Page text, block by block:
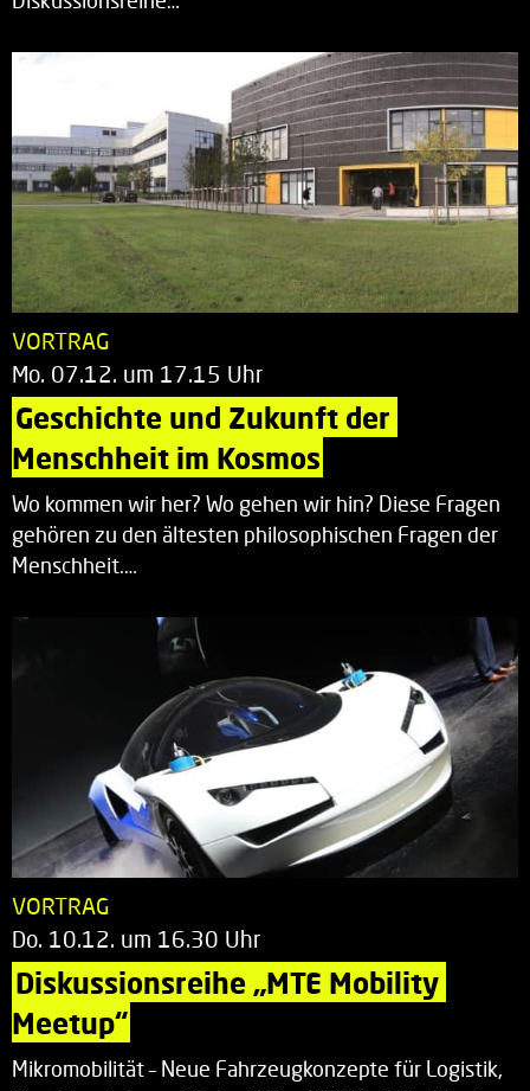
VORTRAG
Mo. 07.12. um 17.15 Uhr
Geschichte und Zukunft der
Menschheit im Kosmos
Wo kommen wir her? Wo gehen wir hin? Diese Fragen
gehören zu den ältesten philosophischen Fragen der
Menschheit.…
VORTRAG
Do. 10.12. um 16.30 Uhr
Diskussionsreihe „MTE Mobility
Meetup“
Mikromobilität – Neue Fahrzeugkonzepte für Logistik,